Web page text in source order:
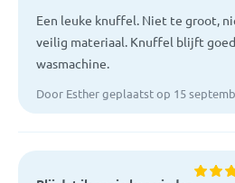
Een leuke knuffel. Niet te groot,
veilig materiaal. Knuffel blijft goed
wasmachine.
Door Esther geplaatst op 15